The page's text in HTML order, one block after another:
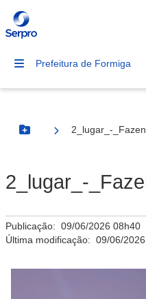
Prefeitura de Formiga
Botão Menu
2_lugar_-
2_lugar_-
Publicação: 09/06/2026 08h40
Última modificação: 09/06/